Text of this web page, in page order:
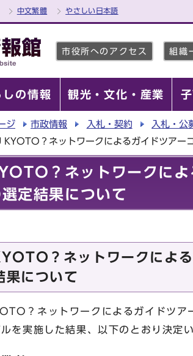
中文繁體 やさしい日本語
市役所へのアクセス 組織
しの情報 観光・文化・産業
ジ 市政情報 入札・契約 入札・公
？ネットワークによるガイドツアー
？ネットワークによ
定結果について
？ネットワークによ
果について
？ネットワークによるガイドツアー
を実施した結果、以下のとおり決定